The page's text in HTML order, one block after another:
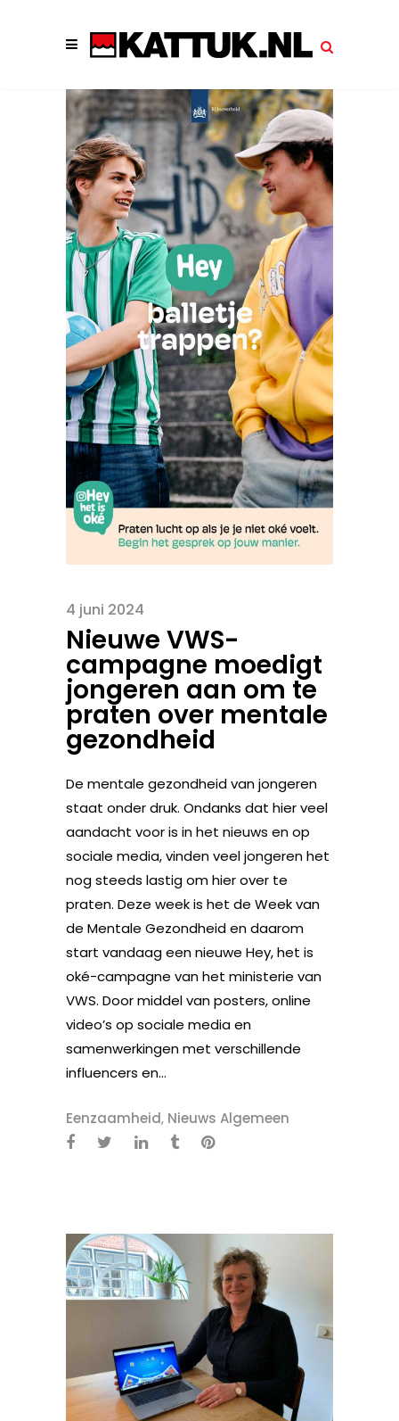
4 juni 2024
Nieuwe VWS-
campagne moedigt
jongeren aan om te
praten over mentale
gezondheid
De mentale gezondheid van jongeren
staat onder druk. Ondanks dat hier veel
aandacht voor is in het nieuws en op
sociale media, vinden veel jongeren het
nog steeds lastig om hier over te
praten. Deze week is het de Week van
de Mentale Gezondheid en daarom
start vandaag een nieuwe Hey, het is
oké-campagne van het ministerie van
VWS. Door middel van posters, online
video’s op sociale media en
samenwerkingen met verschillende
influencers en...
Eenzaamheid, Nieuws Algemeen